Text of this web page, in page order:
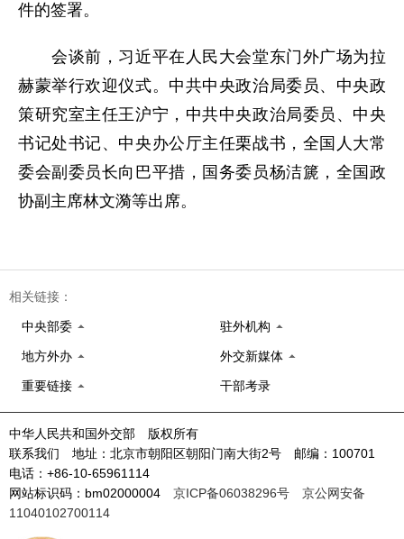
件的签署。
会谈前，习近平在人民大会堂东门外广场为拉
赫蒙举行欢迎仪式。中共中央政治局委员、中央政
策研究室主任王沪宁，中共中央政治局委员、中央
书记处书记、中央办公厅主任栗战书，全国人大常
委会副委员长向巴平措，国务委员杨洁篪，全国政
协副主席林文漪等出席。
相关链接：
中央部委 驻外机构
地方外办 外交新媒体
重要链接 干部考录
中华人民共和国外交部 版权所有
联系我们 地址：北京市朝阳区朝阳门南大街2号 邮编：100701
电话：+86-10-65961114
网站标识码：bm02000004 京ICP备06038296号
京公网安备
11040102700114